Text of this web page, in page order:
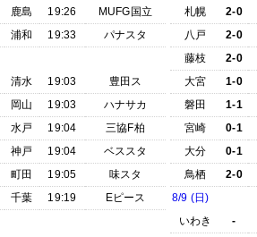
鹿島 19:26
MUFG国立
浦和 19:33
パナスタ
清水 19:03
豊田ス
岡山 19:03
ハナサカ
水戸 19:04
三協F柏
神戸 19:04
ベススタ
町田 19:05
味スタ
千葉 19:19
Eピース
札幌
2-0
八戸
2-0
藤枝
2-0
大宮
1-0
磐田
1-1
宮崎
0-1
大分
0-1
鳥栖
2-0
8/9 (日)
いわき
-